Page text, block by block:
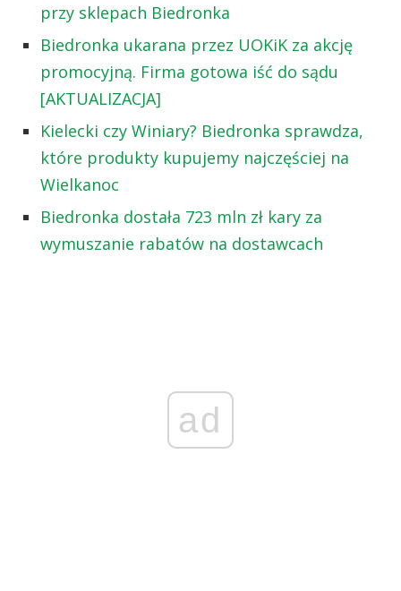
przy sklepach Biedronka
Biedronka ukarana przez UOKiK za akcję
promocyjną. Firma gotowa iść do sądu
[AKTUALIZACJA]
Kielecki czy Winiary? Biedronka sprawdza,
które produkty kupujemy najczęściej na
Wielkanoc
Biedronka dostała 723 mln zł kary za
wymuszanie rabatów na dostawcach
ad